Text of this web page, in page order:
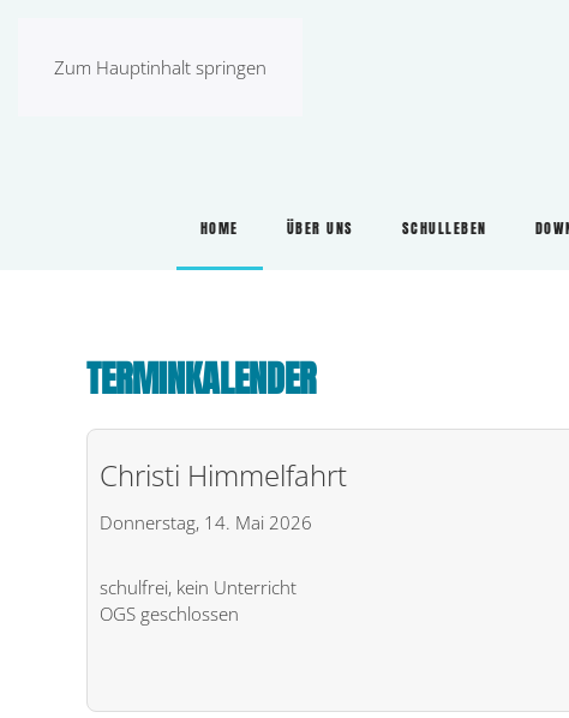
Zum Hauptinhalt springen
HOME ÜBER UNS SCHULLEBEN
TERMINKALENDER
Christi Himmelfahrt
Donnerstag, 14. Mai 2026
schulfrei, kein Unterricht
OGS geschlossen